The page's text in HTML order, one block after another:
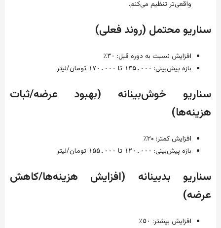
واقعی‌تر تنظیم می‌کنم.
سناریو محتمل (روند فعلی)
افزایش نسبت به دوره قبل: ۳۰٪
بازه پیش‌بینی: ۱۳۵.۰۰۰ تا ۱۷۰.۰۰۰ تومان/لیتر
سناریو خوش‌بینانه (بهبود عرضه/ثبات
هزینه‌ها)
افزایش کمتر: ۲۰ ٪
بازه پیش‌بینی: ۱۲۰.۰۰۰ تا ۱۵۵.۰۰۰ تومان/لیتر
سناریو بدبینانه (افزایش هزینه‌ها/کاهش
عرضه)
افزایش بیشتر: ۵۰٪